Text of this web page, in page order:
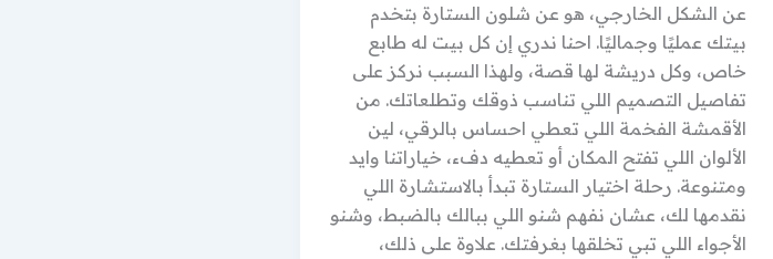
عن الشكل الخارجي، هو عن شلون الستارة بتخدم
بيتك عمليًا وجماليًا. احنا ندري إن كل بيت له طابع
خاص، وكل دريشة لها قصة، ولهذا السبب نركز على
تفاصيل التصميم اللي تناسب ذوقك وتطلعاتك. من
الأقمشة الفخمة اللي تعطي احساس بالرقي، لين
الألوان اللي تفتح المكان أو تعطيه دفء، خياراتنا وايد
ومتنوعة. رحلة اختيار الستارة تبدأ بالاستشارة اللي
نقدمها لك، عشان نفهم شنو اللي ببالك بالضبط، وشنو
الأجواء اللي تبي تخلقها بغرفتك. علاوة على ذلك،